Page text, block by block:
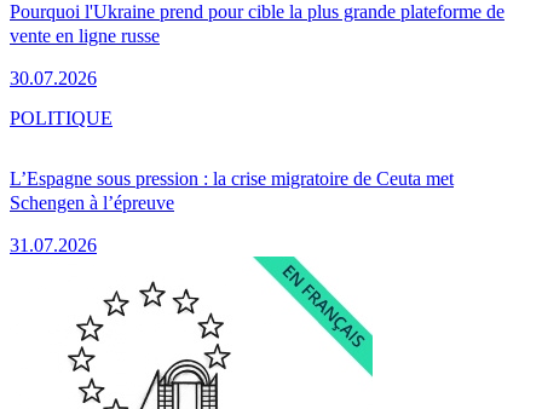
Pourquoi l'Ukraine prend pour cible la plus grande plateforme de
vente en ligne russe
30.07.2026
L’Espagne sous pression : la crise migratoire de Ceuta met
Schengen à l’épreuve
31.07.2026
POLITIQUE